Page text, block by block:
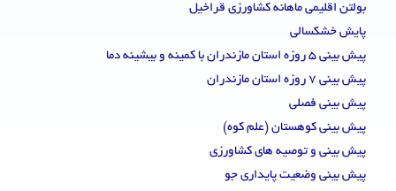
بولتن اقلیمی ماهانه کشاورزی قراخیل
پایش خشکسالی
پیش بینی 5 روزه استان مازندران با کمینه و بیشینه دما
پیش بینی 7 روزه استان مازندران
پیش بینی فصلی
پیش بینی کوهستان (علم کوه)
پیش بینی و توصیه های کشاورزی
پیش بینی وضعیت پایداری جو